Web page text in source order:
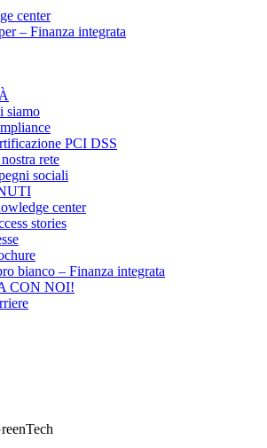
center
– Finanza integrata
siamo
PCI DSS
rete
sociali
center
stories
bianco – Finanza integrata
CON NOI!